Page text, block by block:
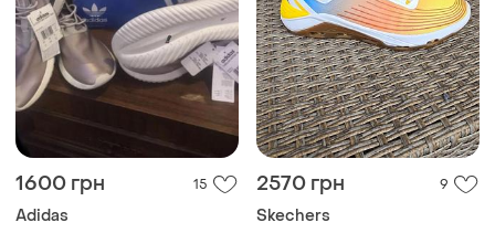
1600 грн 15
Adidas
2570 грн 9
Skechers